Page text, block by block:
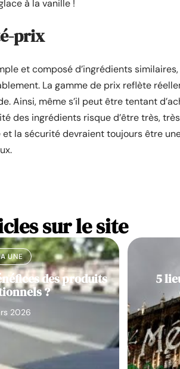
à la vanille !
prix
et composé d’ingrédients
La gamme de prix reflète
Ainsi, même s’il peut être tentant
des ingrédients risque d’être très,
la sécurité devraient toujours être
sur le site
UNE
des produits
?
2026
5